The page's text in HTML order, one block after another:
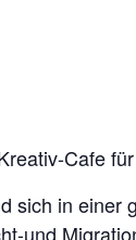
Cafe
sich in einer
und